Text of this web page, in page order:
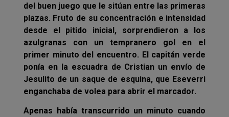
del buen juego que le sitúan entre las primeras
plazas. Fruto de su concentración e intensidad
desde el pitido inicial, sorprendieron a los
azulgranas con un tempranero gol en el
primer minuto del encuentro. El capitán verde
ponía en la escuadra de Cristian un envío de
Jesulito de un saque de esquina, que Eseverri
enganchaba de volea para abrir el marcador.
Apenas había transcurrido un minuto cuando